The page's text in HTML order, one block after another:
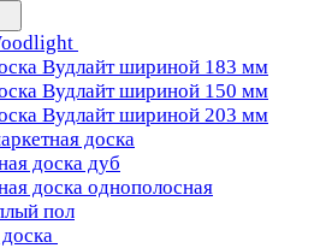
Вудлайт шириной 183 мм
Вудлайт шириной 150 мм
Вудлайт шириной 203 мм
доска
доска дуб
доска однополосная
пол